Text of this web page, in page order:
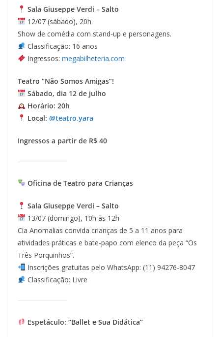
Sala Giuseppe Verdi – Salto
12/07 (sábado), 20h
Show de comédia com stand-up e personagens.
Classificação: 16 anos
Ingressos: megabilheteria.com
Teatro “Não Somos Amigas”!
Sábado, dia 12 de julho
Horário: 20h
Local: @teatro.yara
Ingressos a partir de R$ 40
Oficina de Teatro para Crianças
Sala Giuseppe Verdi – Salto
13/07 (domingo), 10h às 12h
Cia Anomalias convida crianças de 5 a 11 anos para
atividades práticas e bate-papo com elenco da peça “Os
Três Porquinhos”.
Inscrições gratuitas pelo WhatsApp: (11) 94276-8047
Classificação: Livre
Espetáculo: “Ballet e Sua Didática”